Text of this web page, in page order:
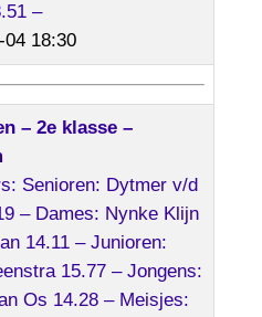
–
04 18:30
– 2e klasse –
Senioren: Dytmer v/d
– Dames: Nynke Klijn
14.11 – Junioren:
15.77 – Jongens:
Os 14.28 – Meisjes: